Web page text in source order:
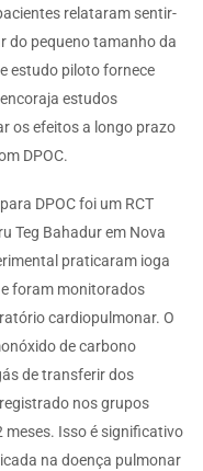
relataram sentir-
do pequeno tamanho da
estudo piloto fornece
estudos
os efeitos a longo prazo
DPOC.
DPOC foi um RCT
Teg Bahadur em Nova
praticaram ioga
foram monitorados
cardiopulmonar. O
de carbono
de transferir dos
nos grupos
meses. Isso é significativo
na doença pulmonar